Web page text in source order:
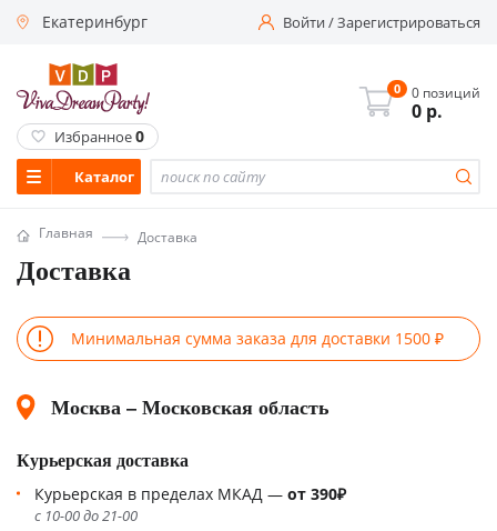
Екатеринбург Войти/Зарегистрироваться
Каталог
0 0 позиций
0 р.
Избранное0
Главная Доставка
Доставка
Минимальная сумма заказа для доставки 1500 ₽
Москва – Московская область
Курьерская доставка
Курьерская в пределах МКАД — от 390₽
c 10-00 до 21-00